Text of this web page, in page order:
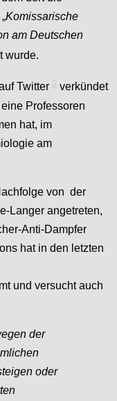
Komissarische
am Deutschen
wurde.
Twitter
verkündet
Professoren
hat, im
am
von der
Langer angetreten,
Anti-Dampfer
hat in den letzten
und versucht auch
der
oder